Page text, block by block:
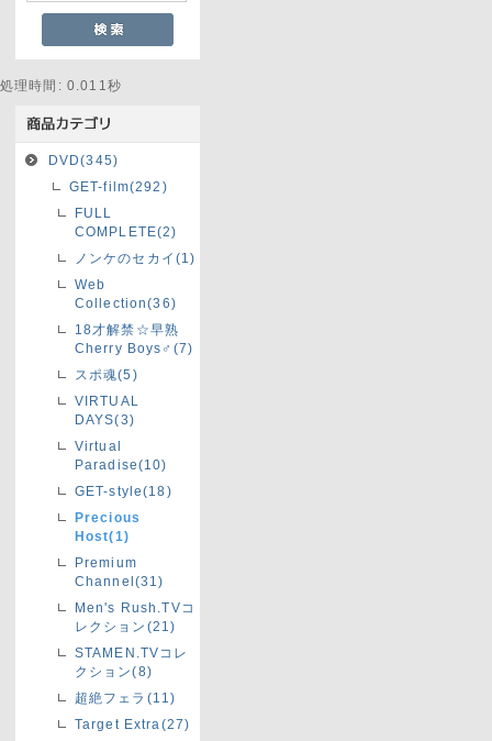
処理時間: 0.011秒
DVD(345)
GET-film(292)
FULL
COMPLETE(2)
ノンケのセカイ(1)
Web
Collection(36)
18才解禁☆早熟
Cherry Boys♂(7)
スポ魂(5)
VIRTUAL
DAYS(3)
Virtual
Paradise(10)
GET-style(18)
Precious
Host(1)
Premium
Channel(31)
Men's Rush.TVコ
レクション(21)
STAMEN.TVコレ
クション(8)
超絶フェラ(11)
Target Extra(27)